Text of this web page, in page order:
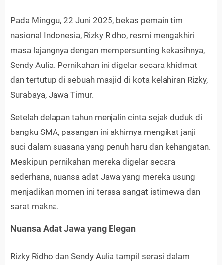
Pada Minggu, 22 Juni 2025, bekas pemain tim
nasional Indonesia, Rizky Ridho, resmi mengakhiri
masa lajangnya dengan mempersunting kekasihnya,
Sendy Aulia. Pernikahan ini digelar secara khidmat
dan tertutup di sebuah masjid di kota kelahiran Rizky,
Surabaya, Jawa Timur.
Setelah delapan tahun menjalin cinta sejak duduk di
bangku SMA, pasangan ini akhirnya mengikat janji
suci dalam suasana yang penuh haru dan kehangatan.
Meskipun pernikahan mereka digelar secara
sederhana, nuansa adat Jawa yang mereka usung
menjadikan momen ini terasa sangat istimewa dan
sarat makna.
Nuansa Adat Jawa yang Elegan
Rizky Ridho dan Sendy Aulia tampil serasi dalam